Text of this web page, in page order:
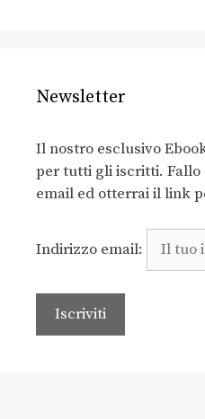
Newsletter
Il nostro esclusivo
per tutti gli iscritti. Fallo
email ed otterrai il link
Indirizzo email: